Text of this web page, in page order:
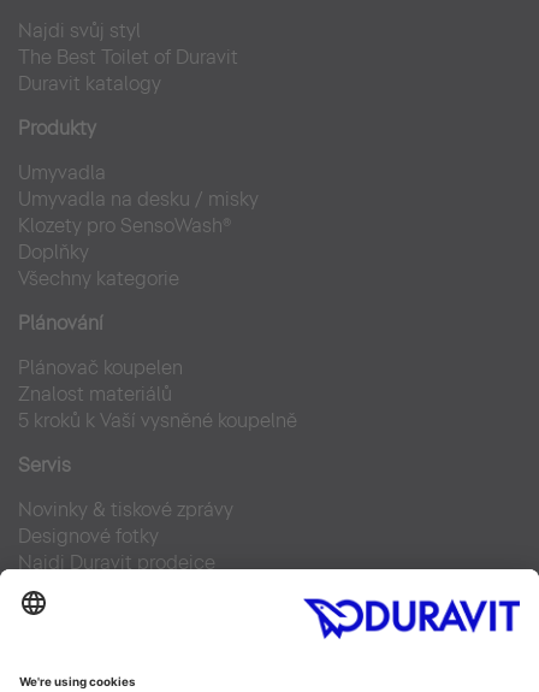
Najdi svůj styl
The Best Toilet of Duravit
Duravit katalogy
Produkty
Umyvadla
Umyvadla na desku / misky
Klozety pro SensoWash®
Doplňky
Všechny kategorie
Plánování
Plánovač koupelen
Znalost materiálů
5 kroků k Vaší vysněné koupelně
Servis
Novinky & tiskové zprávy
Designové fotky
Najdi Duravit prodejce
Často kladené otázky